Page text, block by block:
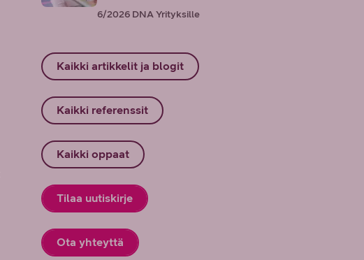
6/2026 DNA Yrityksille
Kaikki artikkelit ja blogit
Kaikki referenssit
Kaikki oppaat
Tilaa uutiskirje
Ota yhteyttä